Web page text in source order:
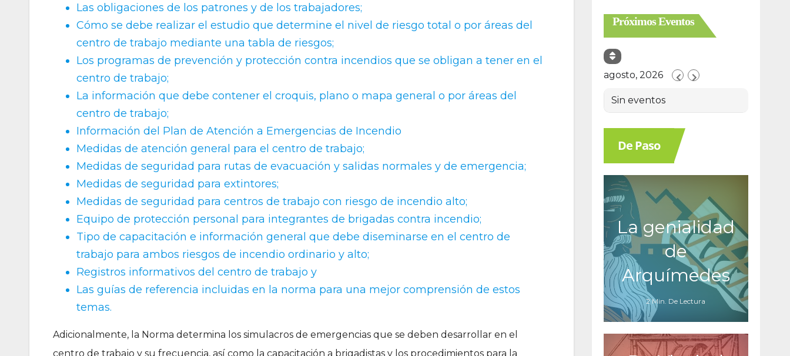
Las obligaciones de los patrones y de los trabajadores;
Cómo se debe realizar el estudio que determine el nivel de riesgo total o por áreas del
centro de trabajo mediante una tabla de riesgos;
Los programas de prevención y protección contra incendios que se obligan a tener en el
centro de trabajo;
La información que debe contener el croquis, plano o mapa general o por áreas del
centro de trabajo;
Información del Plan de Atención a Emergencias de Incendio
Medidas de atención general para el centro de trabajo;
Medidas de seguridad para rutas de evacuación y salidas normales y de emergencia;
Medidas de seguridad para extintores;
Medidas de seguridad para centros de trabajo con riesgo de incendio alto;
Equipo de protección personal para integrantes de brigadas contra incendio;
Tipo de capacitación e información general que debe diseminarse en el centro de
trabajo para ambos riesgos de incendio ordinario y alto;
Registros informativos del centro de trabajo y
Las guías de referencia incluidas en la norma para una mejor comprensión de estos
temas.
Adicionalmente, la Norma determina los simulacros de emergencias que se deben desarrollar en el
centro de trabajo y su frecuencia, así como la capacitación a brigadistas y los procedimientos para la
Próximos Eventos
agosto, 2026
Sin eventos
De Paso
La genialidad
de
Arquímedes
2 Min. De Lectura